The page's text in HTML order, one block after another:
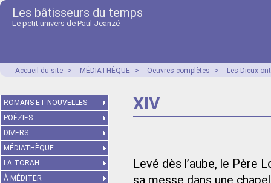
Les bâtisseurs du temps
Le petit univers de Paul Jeanzé
Accueil du site > MÉDIATHÈQUE > Oeuvres complètes > Les Dieux
XIV
Levé dès l’aube, le Père
ROMANS ET NOUVELLES
POÉZIES
DIVERS
MÉDIATHÈQUE
LA TORAH
À MÉDITER